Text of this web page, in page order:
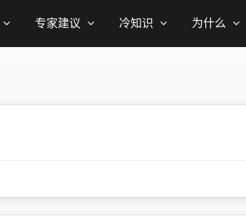
专家建议 冷知识 为什么